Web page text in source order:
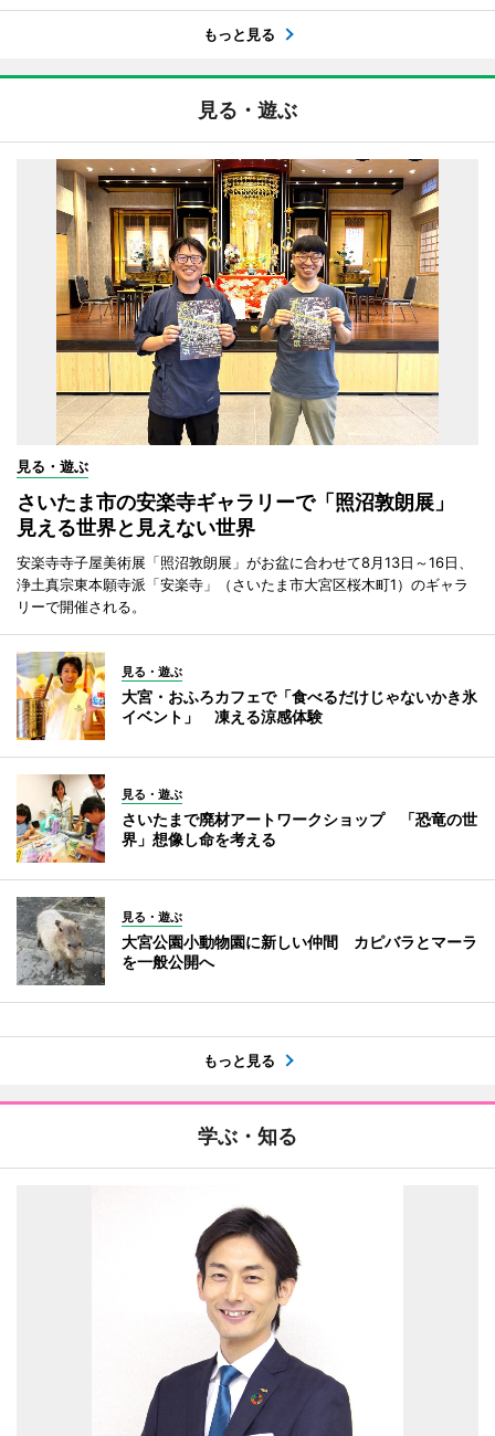
もっと見る
見る・遊ぶ
見る・遊ぶ
さいたま市の安楽寺ギャラリーで「照沼敦朗展」
見える世界と見えない世界
安楽寺寺子屋美術展「照沼敦朗展」がお盆に合わせて8月13日～16日、
浄土真宗東本願寺派「安楽寺」（さいたま市大宮区桜木町1）のギャラ
リーで開催される。
見る・遊ぶ
大宮・おふろカフェで「食べるだけじゃないかき氷
イベント」 凍える涼感体験
見る・遊ぶ
さいたまで廃材アートワークショップ 「恐竜の世
界」想像し命を考える
見る・遊ぶ
大宮公園小動物園に新しい仲間 カピバラとマーラ
を一般公開へ
もっと見る
学ぶ・知る